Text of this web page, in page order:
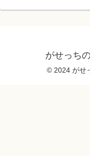
がせっち
© 2024 がせ